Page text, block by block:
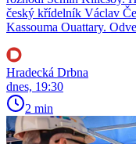
český křídelník Václav
Kassouma Ouattary.
Hradecká Drbna
dnes, 19:30
2 min